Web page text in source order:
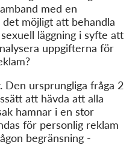
med en
möjligt att behandla
läggning i syfte att
uppgifterna för
Den ursprungliga fråga 2
att hävda att alla
hamnar i en stor
för personlig reklam
begränsning -